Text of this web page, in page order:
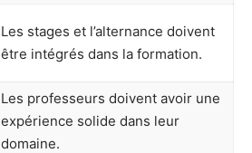
Les stages et l’alternance doivent
être intégrés dans la formation.
Les professeurs doivent avoir une
expérience solide dans leur
domaine.